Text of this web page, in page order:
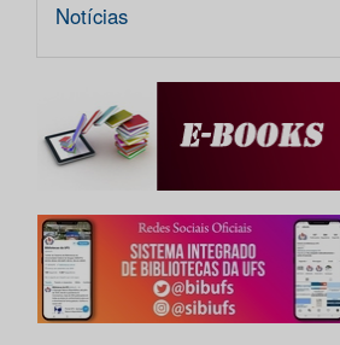
Notícias